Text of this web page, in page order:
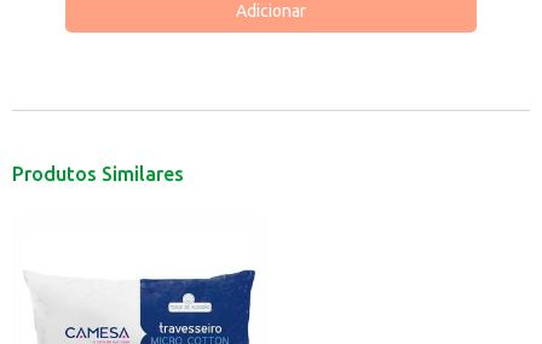
Adicionar
Produtos Similares